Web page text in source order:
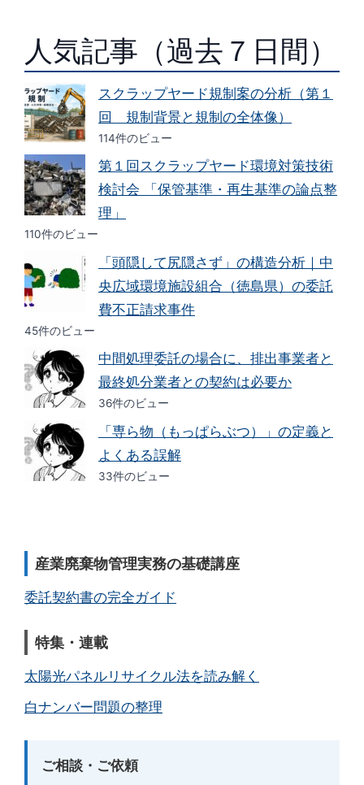
人気記事（過去７日間）
スクラップヤード規制案の分析（第１
回 規制背景と規制の全体像）
114件のビュー
第１回スクラップヤード環境対策技術
検討会 「保管基準・再生基準の論点整
理」
110件のビュー
「頭隠して尻隠さず」の構造分析｜中
央広域環境施設組合（徳島県）の委託
費不正請求事件
45件のビュー
中間処理委託の場合に、排出事業者と
最終処分業者との契約は必要か
36件のビュー
「専ら物（もっぱらぶつ）」の定義と
よくある誤解
33件のビュー
産業廃棄物管理実務の基礎講座
委託契約書の完全ガイド
特集・連載
太陽光パネルリサイクル法を読み解く
白ナンバー問題の整理
ご相談・ご依頼